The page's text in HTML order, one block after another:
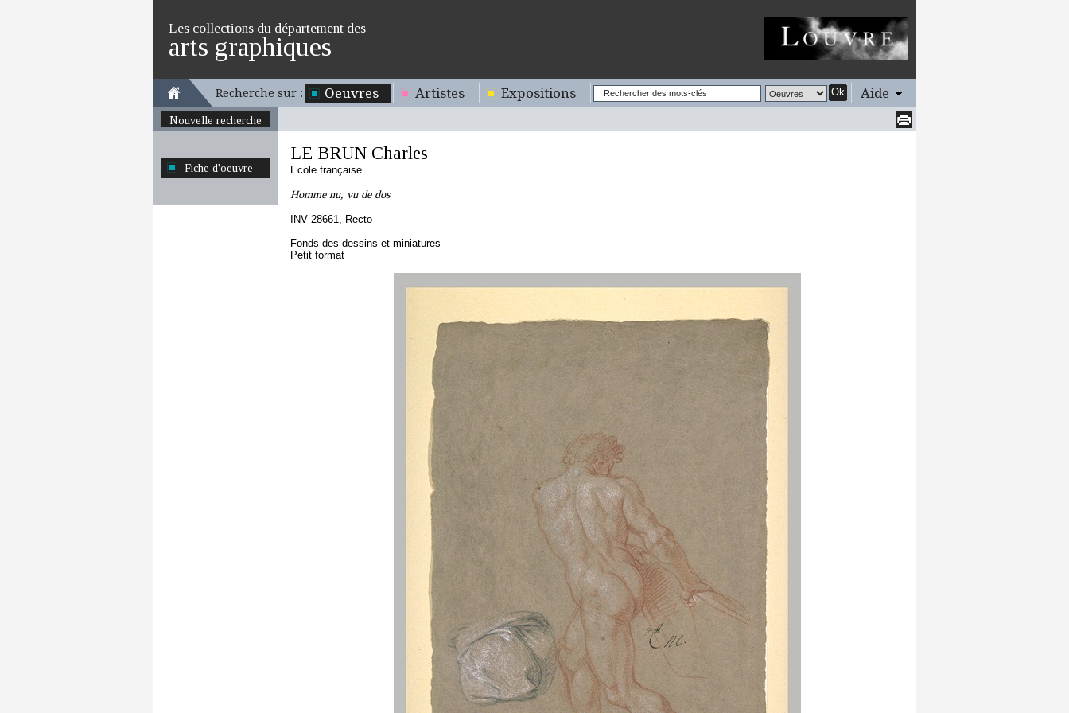
Les collections du département des
arts graphiques
Recherche sur : Oeuvres Artistes Expositions Ok Aide
Nouvelle recherche
Fiche d'oeuvre
LE BRUN Charles
Ecole française
Homme nu, vu de dos
INV 28661, Recto
Fonds des dessins et miniatures
Petit format